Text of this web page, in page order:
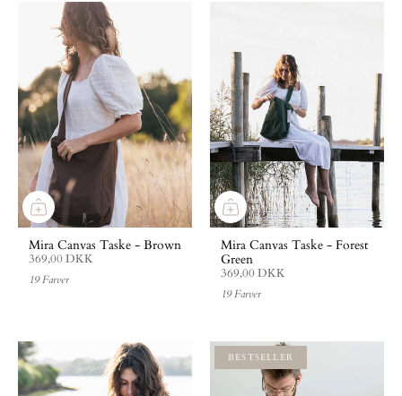
Mira Canvas Taske - Brown
369,00 DKK
19 Farver
Mira Canvas Taske - Forest
Green
369,00 DKK
19 Farver
BESTSELLER